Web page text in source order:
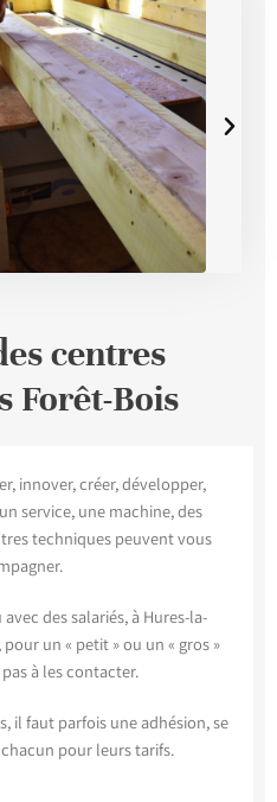
centres
Forêt-Bois
innover, créer, développer,
service, une machine, des
techniques peuvent vous
des salariés, à Hures-la-
pour un « petit » ou un « gros »
à les contacter.
il faut parfois une adhésion, se
pour leurs tarifs.